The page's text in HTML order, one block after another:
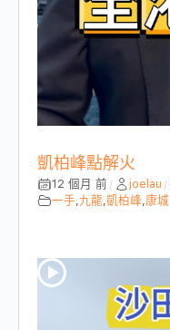
凱柏峰點解火
12 個月 前 / joelau /
一手,九龍,凱柏峰,康城